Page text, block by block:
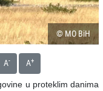
© MO BiH
A- A+
u proteklim danima